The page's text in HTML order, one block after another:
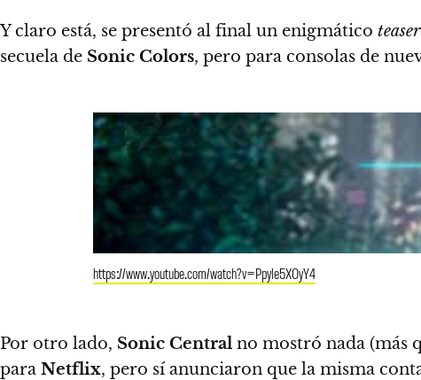
Y claro está, se presentó al final un enigmático teaser
secuela de Sonic Colors, pero para consolas de
https://www.youtube.com/watch?v=Ppyle5XOyY4
Por otro lado, Sonic Central no mostró nada (más
para Netflix, pero sí anunciaron que la misma